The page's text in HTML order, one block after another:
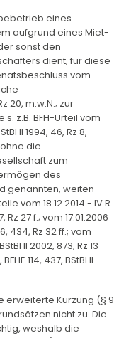
eines
aufgrund eines Miet-
sonst den
dient, für diese
vom
20, m.w.N.; zur
z.B. BFH-Urteil vom
II 1994, 46, Rz 8,
die
zum
des
genannten, weiten
vom 18.12.2014 - IV R
Rz 27 f.; vom 17.01.2006
434, Rz 32 ff.; vom
II 2002, 873, Rz 13
114, 437, BStBl II
erweiterte Kürzung (§ 9
nicht zu. Die
weshalb die